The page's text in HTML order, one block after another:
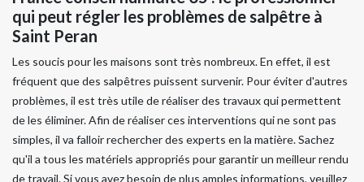
qui peut régler les problèmes de salpêtre à
Saint Peran
Les soucis pour les maisons sont très nombreux. En effet, il est
fréquent que des salpêtres puissent survenir. Pour éviter d'autres
problèmes, il est très utile de réaliser des travaux qui permettent
de les éliminer. Afin de réaliser ces interventions qui ne sont pas
simples, il va falloir rechercher des experts en la matière. Sachez
qu'il a tous les matériels appropriés pour garantir un meilleur rendu
de travail. Si vous avez besoin de plus amples informations, veuillez